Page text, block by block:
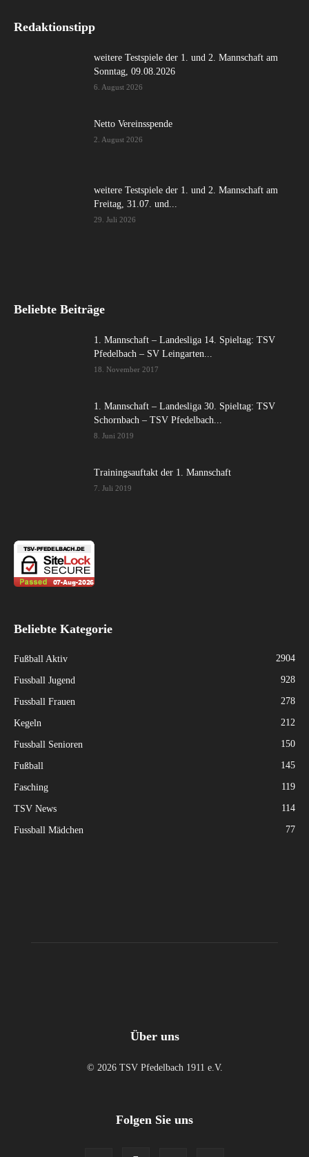
Redaktionstipp
weitere Testspiele der 1. und 2. Mannschaft am
Sonntag, 09.08.2026
6. August 2026
Netto Vereinsspende
2. August 2026
weitere Testspiele der 1. und 2. Mannschaft am
Freitag, 31.07. und...
29. Juli 2026
Beliebte Beiträge
1. Mannschaft – Landesliga 14. Spieltag: TSV
Pfedelbach – SV Leingarten...
18. November 2017
1. Mannschaft – Landesliga 30. Spieltag: TSV
Schornbach – TSV Pfedelbach...
8. Juni 2019
Trainingsauftakt der 1. Mannschaft
7. Juli 2019
Beliebte Kategorie
Fußball Aktiv 2904
Fussball Jugend 928
Fussball Frauen 278
Kegeln 212
Fussball Senioren 150
Fußball 145
Fasching 119
TSV News 114
Fussball Mädchen 77
Über uns
© 2026 TSV Pfedelbach 1911 e.V.
Folgen Sie uns